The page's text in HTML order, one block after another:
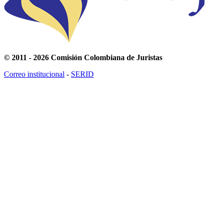
© 2011 - 2026 Comisión Colombiana de Juristas
Correo institucional - SERID